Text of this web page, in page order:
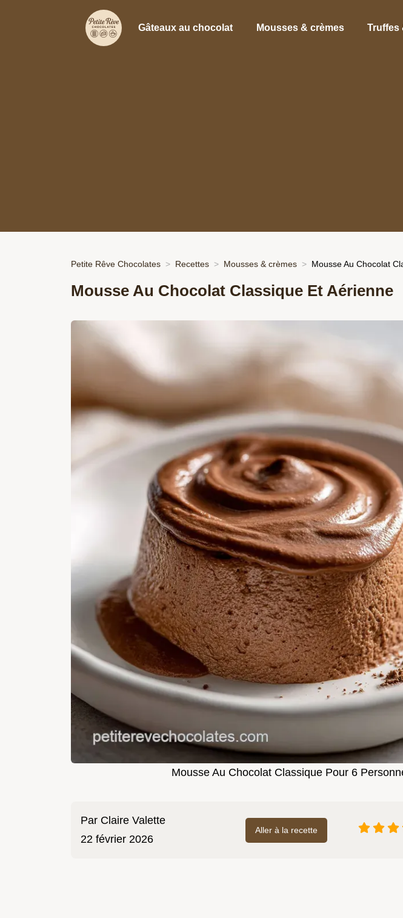
Gâteaux au chocolat Mousses & crèmes Truffes
Petite Rêve Chocolates Recettes Mousses & crèmes Mousse Au Chocolat
Mousse Au Chocolat Classique Et Aérienne
Mousse Au Chocolat Classique Pour 6
Par Claire Valette
22 février 2026
Aller à la recette